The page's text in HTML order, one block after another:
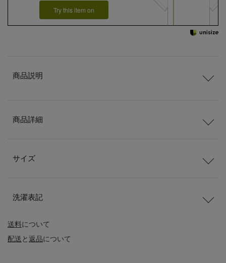
Try this item on
送料について
配送と返品について
商品説明
商品詳細
サイズ
洗濯表記